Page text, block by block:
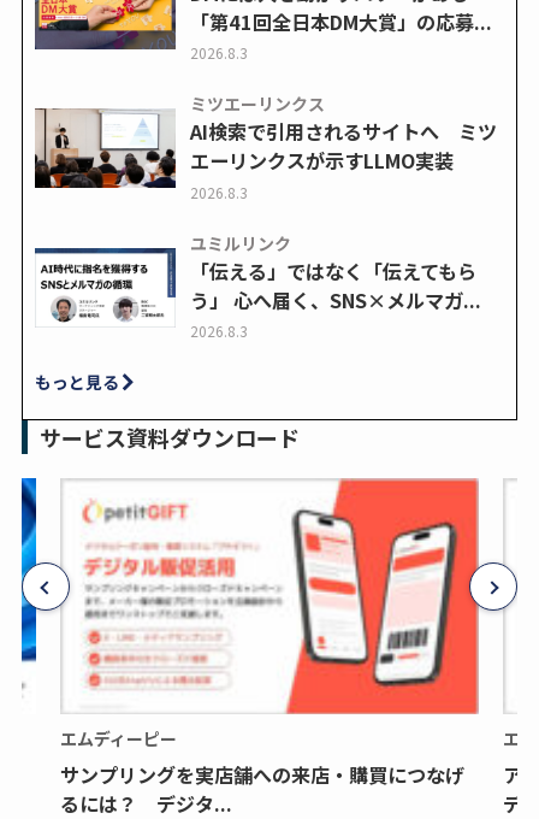
「第41回全日本DM大賞」の応募...
2026.8.3
ミツエーリンクス
AI検索で引用されるサイトへ ミツ
エーリンクスが示すLLMO実装
2026.8.3
ユミルリンク
「伝える」ではなく「伝えてもら
う」 心へ届く、SNS×メルマガ...
2026.8.3
もっと見る
サービス資料ダウンロード
エムディーピー
サンプリングを実店舗への来店・購買につなげ
るには？ デジタ...
エ
ア
デ